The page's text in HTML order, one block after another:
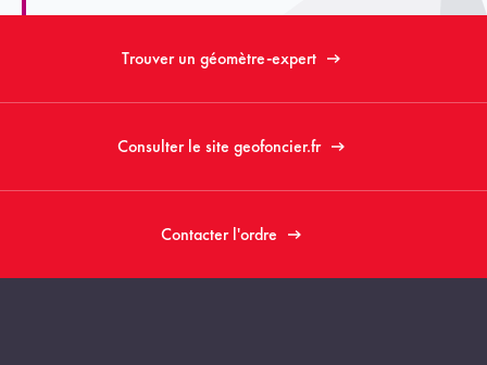
Trouver un géomètre-expert
Consulter le site geofoncier.fr
Contacter l'ordre